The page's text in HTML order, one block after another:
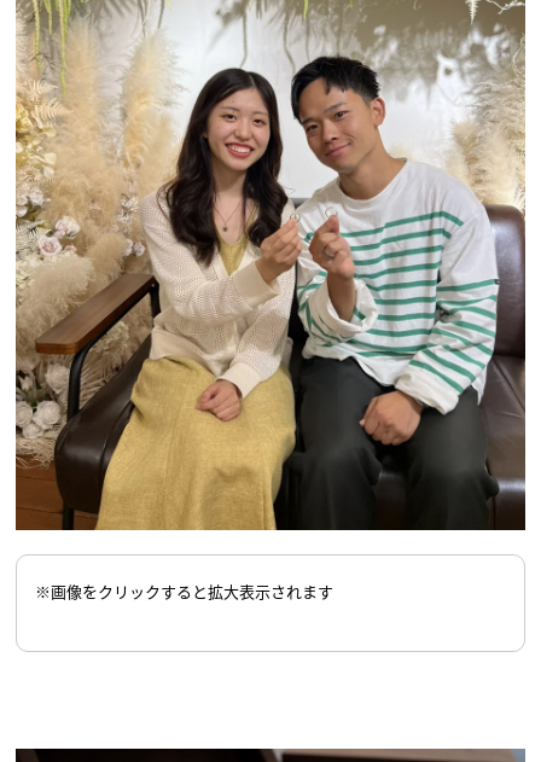
※画像をクリックすると拡大表示されます